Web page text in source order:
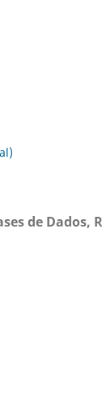
de Dados,